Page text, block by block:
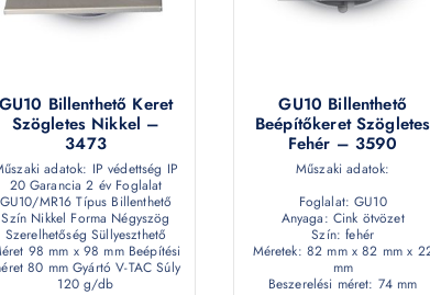
GU10 Billenthető Keret
Szögletes Nikkel –
3473
adatok: IP védettség IP
20 Garancia 2 év Foglalat
GU10/MR16 Típus Billenthető
Szín Nikkel Forma Négyszög
Szerelhetőség Süllyeszthető
98 mm x 98 mm Beépítési
80 mm Gyártó V-TAC Súly
120 g/db
GU10 Billenthető
Beépítőkeret Szögletes
Fehér – 3590
Műszaki adatok:
Foglalat: GU10
Anyaga: Cink ötvözet
Szín: fehér
Méretek: 82 mm x 82 mm x
mm
Beszerelési méret: 74 mm